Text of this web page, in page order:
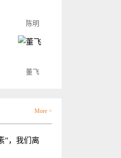
陈明
董飞
More >